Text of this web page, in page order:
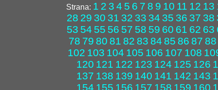
Strana: 1 2 3 4 5 6 7 8 9 10 11 12 13
28 29 30 31 32 33 34 35 36 37 38
53 54 55 56 57 58 59 60 61 62 63
78 79 80 81 82 83 84 85 86 87 88
102 103 104 105 106 107 108
120 121 122 123 124 125 126
137 138 139 140 141 142 143
154 155 156 157 158 159 160